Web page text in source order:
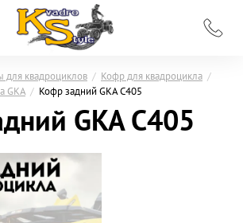
для квадроциклов / Кофр для квадроцикла /
GKA / Кофр задний GKA C405
GKA C405